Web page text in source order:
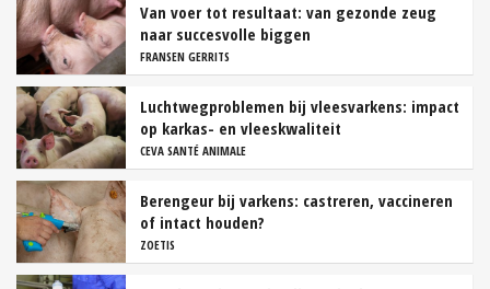
Van voer tot resultaat: van gezonde zeug
naar succesvolle biggen
FRANSEN GERRITS
Luchtwegproblemen bij vleesvarkens: impact
op karkas- en vleeskwaliteit
CEVA SANTÉ ANIMALE
Berengeur bij varkens: castreren, vaccineren
of intact houden?
ZOETIS